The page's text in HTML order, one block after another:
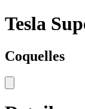
Tesla
Coquelles